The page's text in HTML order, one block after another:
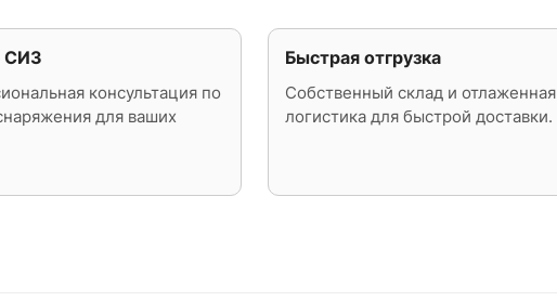
СИЗ
консультация по
для ваших
Быстрая отгрузка
Собственный склад и отлаженная
логистика для быстрой доставки.